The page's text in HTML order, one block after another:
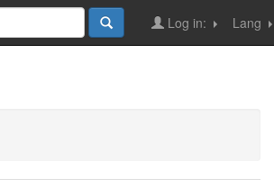
Lang
Log in: